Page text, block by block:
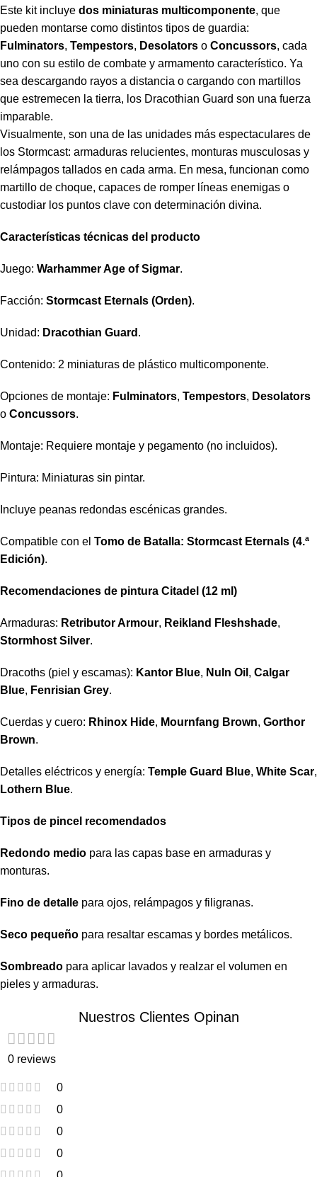
Este kit incluye dos miniaturas multicomponente, que
pueden montarse como distintos tipos de guardia:
Fulminators, Tempestors, Desolators o Concussors, cada
uno con su estilo de combate y armamento característico. Ya
sea descargando rayos a distancia o cargando con martillos
que estremecen la tierra, los Dracothian Guard son una fuerza
imparable.
Visualmente, son una de las unidades más espectaculares de
los Stormcast: armaduras relucientes, monturas musculosas y
relámpagos tallados en cada arma. En mesa, funcionan como
martillo de choque, capaces de romper líneas enemigas o
custodiar los puntos clave con determinación divina.
Características técnicas del producto
Juego: Warhammer Age of Sigmar.
Facción: Stormcast Eternals (Orden).
Unidad: Dracothian Guard .
Contenido: 2 miniaturas de plástico multicomponente.
Opciones de montaje: Fulminators, Tempestors, Desolators
o Concussors.
Montaje: Requiere montaje y pegamento (no incluidos).
Pintura: Miniaturas sin pintar.
Incluye peanas redondas escénicas grandes.
Compatible con el Tomo de Batalla: Stormcast Eternals (4.ª
Edición).
Recomendaciones de pintura Citadel (12 ml)
Armaduras: Retributor Armour, Reikland Fleshshade,
Stormhost Silver.
Dracoths (piel y escamas): Kantor Blue, Nuln Oil , Calgar
Blue, Fenrisian Grey.
Cuerdas y cuero: Rhinox Hide, Mournfang Brown, Gorthor
Brown.
Detalles eléctricos y energía: Temple Guard Blue, White Scar,
Lothern Blue.
Tipos de pincel recomendados
Redondo medio para las capas base en armaduras y
monturas.
Fino de detalle para ojos, relámpagos y filigranas.
Seco pequeño para resaltar escamas y bordes metálicos.
Sombreado para aplicar lavados y realzar el volumen en
pieles y armaduras.
Nuestros Clientes Opinan
0 reviews
0
0
0
0